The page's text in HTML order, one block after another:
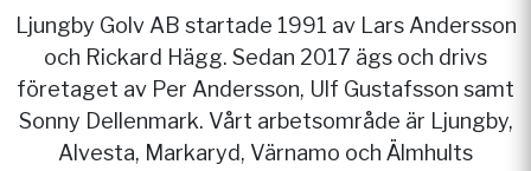
Ljungby Golv AB startade 1991 av Lars Andersson
och Rickard Hägg. Sedan 2017 ägs och drivs
företaget av Per Andersson, Ulf Gustafsson samt
Sonny Dellenmark. Vårt arbetsområde är Ljungby,
Alvesta, Markaryd, Värnamo och Älmhults